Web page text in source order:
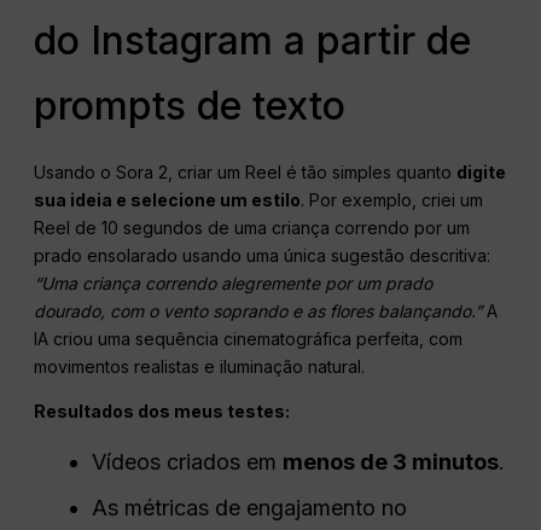
do Instagram a partir de
prompts de texto
Usando o Sora 2, criar um Reel é tão simples quanto digite
sua ideia e selecione um estilo. Por exemplo, criei um
Reel de 10 segundos de uma criança correndo por um
prado ensolarado usando uma única sugestão descritiva:
“Uma criança correndo alegremente por um prado
dourado, com o vento soprando e as flores balançando.”A
IA criou uma sequência cinematográfica perfeita, com
movimentos realistas e iluminação natural.
Resultados dos meus testes:
Vídeos criados em menos de 3 minutos.
As métricas de engajamento no